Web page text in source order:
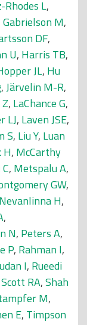
Rhodes L,
Gabrielson M,
DF,
U, Harris TB,
JL, Hu
,Järvelin M-R,
, LaChance G,
LJ, Laven JSE,
S, Liu Y, Luan
H, McCarthy
, Metspalu A,
GW,
Nevanlinna H,
,
N, Peters A,
P, Rahman I,
I, Rueedi
Scott RA,Shah
M,
E, Timpson